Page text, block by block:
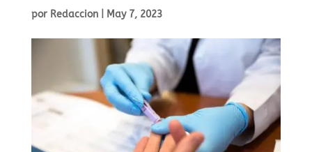
por Redaccion| May 7, 2023